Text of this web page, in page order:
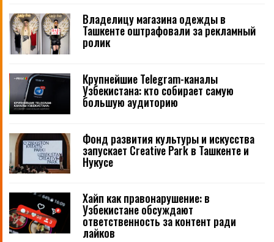
Владелицу магазина одежды в
Ташкенте оштрафовали за рекламный
ролик
Крупнейшие Telegram-каналы
Узбекистана: кто собирает самую
большую аудиторию
Фонд развития культуры и искусства
запускает Creative Park в Ташкенте и
Нукусе
Хайп как правонарушение: в
Узбекистане обсуждают
ответственность за контент ради
лайков